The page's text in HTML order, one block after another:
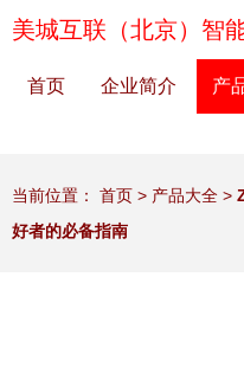
美城互联（北京）智
首页 企业简介 产
当前位置： 首页 > 产品大全 >
好者的必备指南